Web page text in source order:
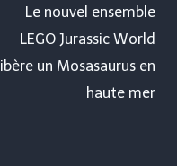
Le nouvel ensemble
LEGO Jurassic World
libère un Mosasaurus en
haute mer